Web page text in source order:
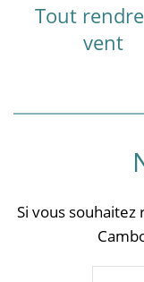
Tout
vent
Si vous